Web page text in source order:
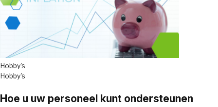
Hobby's
Hobby's
Hoe u uw personeel kunt ondersteunen